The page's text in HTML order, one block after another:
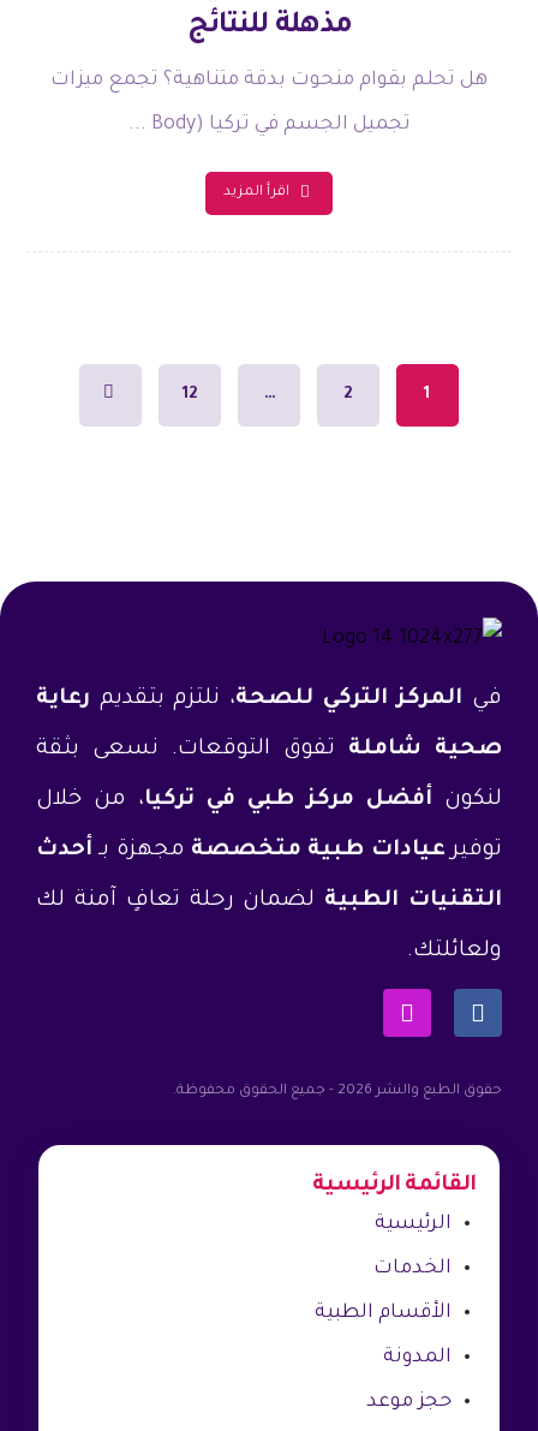
مذهلة للنتائج
هل تحلم بقوام منحوت بدقة متناهية؟ تجمع ميزات
تجميل الجسم في تركيا (Body ...
اقرأ المزيد
1
2
…
12
في المركز التركي للصحة، نلتزم بتقديم رعاية
صحية شاملة تفوق التوقعات. نسعى بثقة
لنكون أفضل مركز طبي في تركيا، من خلال
توفيرعيادات طبية متخصصة مجهزة بـ أحدث
التقنيات الطبية لضمان رحلة تعافٍ آمنة لك
ولعائلتك.
حقوق الطبع والنشر 2026 - جميع الحقوق محفوظة.
القائمة الرئيسية
الرئيسية
الخدمات
الأقسام الطبية
المدونة
حجز موعد